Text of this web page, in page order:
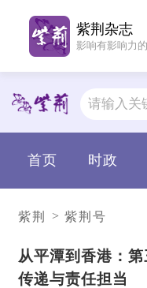
首页 时政
紫荆 > 紫荆号
从平潭到香港：
传递与责任担当
紫荆杂志
影响有影响力